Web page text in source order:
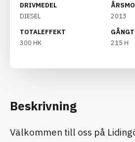
DRIVMEDEL
DIESEL
2013
TOTALEFFEKT
300 HK
215 H
Beskrivning
Välkommen till oss på